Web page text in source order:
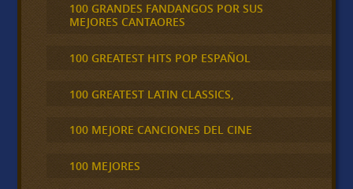
100 GRANDES FANDANGOS POR SUS
MEJORES CANTAORES
100 GREATEST HITS POP ESPAÑOL
100 GREATEST LATIN CLASSICS,
100 MEJORE CANCIONES DEL CINE
100 MEJORES